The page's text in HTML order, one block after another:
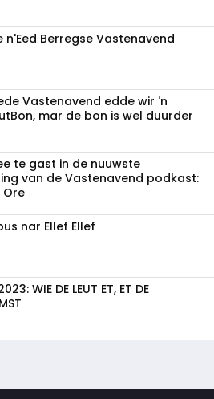
n'Eed Berregse Vastenavend
Vastenavend edde wir 'n
mar de bon is wel duurder
te gast in de nuuwste
van de Vastenavend podkast:
Ore
nar Ellef Ellef
WIE DE LEUT ET, ET DE